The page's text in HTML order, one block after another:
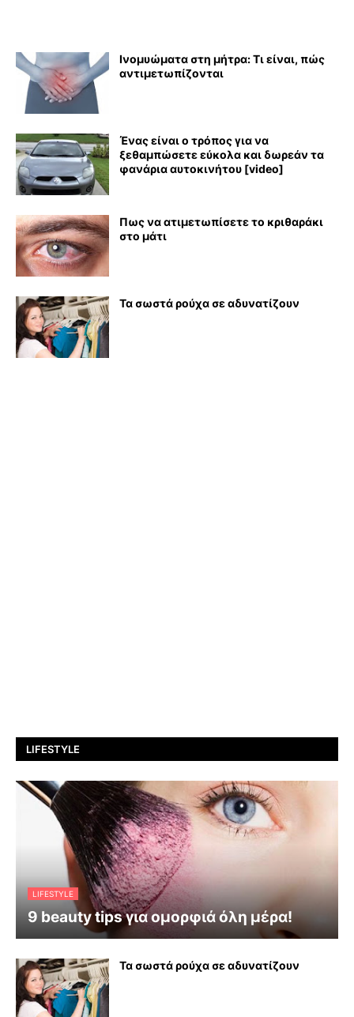
Ινομυώματα στη μήτρα: Τι είναι, πώς
αντιμετωπίζονται
Ένας είναι ο τρόπος για να
ξεθαμπώσετε εύκολα και δωρεάν τα
φανάρια αυτοκινήτου [video]
Πως να ατιμετωπίσετε το κριθαράκι
στο μάτι
Τα σωστά ρούχα σε αδυνατίζουν
LIFESTYLE
LIFESTYLE
9 beauty tips για ομορφιά όλη μέρα!
Τα σωστά ρούχα σε αδυνατίζουν